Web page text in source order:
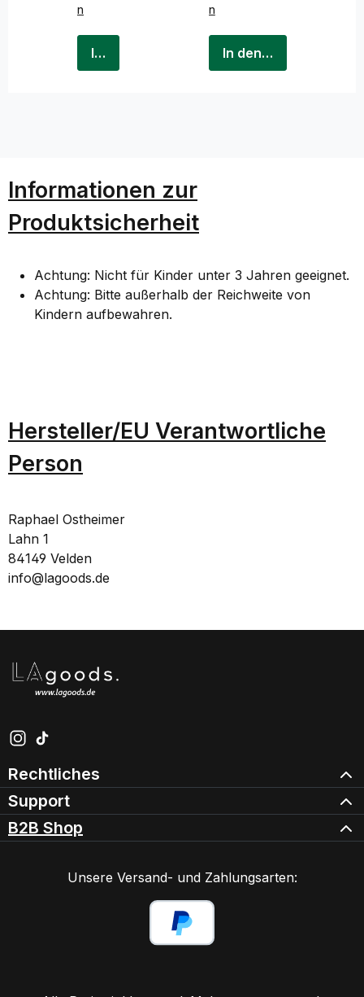
n
In den Warenkorb
n
In den Warenkorb
Informationen zur
Produktsicherheit
Achtung: Nicht für Kinder unter 3 Jahren geeignet.
Achtung: Bitte außerhalb der Reichweite von
Kindern aufbewahren.
Hersteller/EU Verantwortliche
Person
Raphael Ostheimer
Lahn 1
84149 Velden
info@lagoods.de
Schau auf Instagram vorbei – öffnet in neuem Tab
Sieh dir unsere TikTok-Videos an – öffnet in neuem
Rechtliches
Support
B2B Shop
Unsere Versand- und Zahlungsarten: